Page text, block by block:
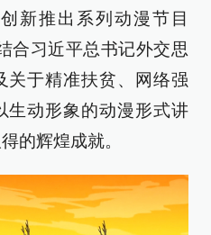
新推出系列动漫节目
合习近平总书记外交思
关于精准扶贫、网络强
生动形象的动漫形式讲
的辉煌成就。